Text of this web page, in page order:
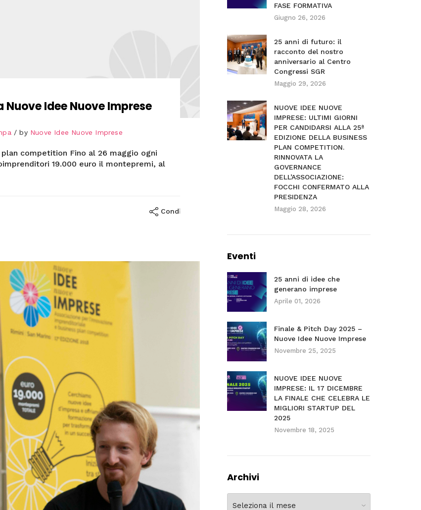
Idee Nuove Imprese
by Nuove Idee Nuove Imprese
competition Fino al 26 maggio ogni
19.000 euro il montepremi, al
Condividi
FASE FORMATIVA
Giugno 26, 2026
25 anni di futuro: il
racconto del nostro
anniversario al Centro
Congressi SGR
Maggio 29, 2026
NUOVE IDEE NUOVE
IMPRESE: ULTIMI GIORNI
PER CANDIDARSI ALLA 25ª
EDIZIONE DELLA BUSINESS
PLAN COMPETITION.
RINNOVATA LA
GOVERNANCE
DELL’ASSOCIAZIONE:
FOCCHI CONFERMATO ALLA
PRESIDENZA
Maggio 28, 2026
Eventi
25 anni di idee che
generano imprese
Aprile 01, 2026
Finale & Pitch Day 2025 –
Nuove Idee Nuove Imprese
Novembre 25, 2025
NUOVE IDEE NUOVE
IMPRESE: IL 17 DICEMBRE
LA FINALE CHE CELEBRA LE
MIGLIORI STARTUP DEL
2025
Novembre 18, 2025
Archivi